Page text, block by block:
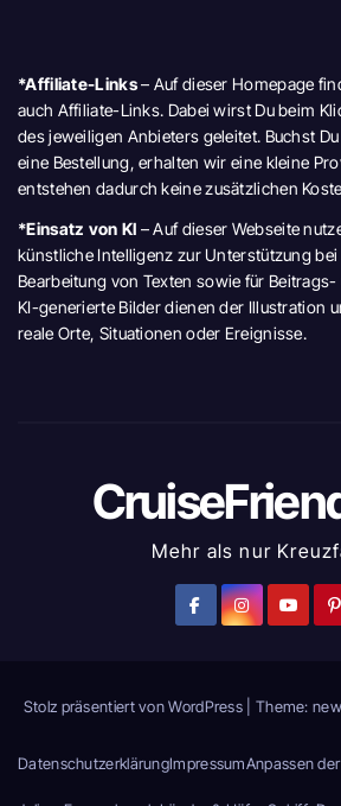
*Affiliate-Links– Auf dieser Homepage
auch Affiliate-Links. Dabei wirst Du beim
des jeweiligen Anbieters geleitet. Buchst
eine Bestellung, erhalten wir eine kleine
entstehen dadurch keine zusätzlichen
*Einsatz von KI – Auf dieser Webseite
künstliche Intelligenz zur Unterstützung
Bearbeitung von Texten sowie für
KI-generierte Bilder dienen der Illustration
reale Orte, Situationen oder Ereignisse.
Mehr als nur
Stolz präsentiert von WordPress Theme:
DatenschutzerklärungImpressumAnpassen